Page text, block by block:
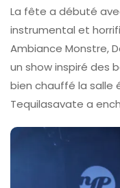
La fête a débuté
instrumental et
Ambiance Monstre,
un show inspiré des
bien chauffé la salle
Tequilasavate a